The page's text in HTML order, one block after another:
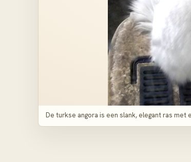
De turkse angora is een slank, elegant ras